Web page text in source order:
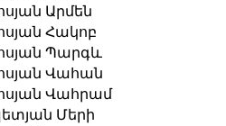
Արմեն
Հակոբ
Պարգև
Վահան
Վահրամ
Մերի